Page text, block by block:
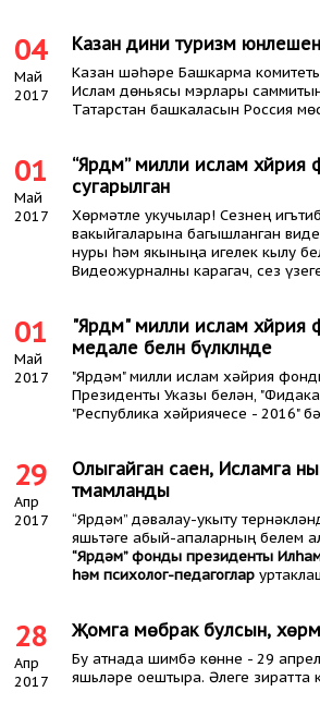
04
Май
2017
Казан дини туризм
Казан шәһәре Башкарма
Ислам дөньясы мэрлары
Татарстан башкаласын Россия
01
Май
2017
“Ярдәм” милли ислам
сугарылган
Хөрмәтле укучылар! Сезнең
вакыйгаларына багышланган
нуры һәм якыныңа игелек кылу
Видеожурналны карагач, сез
01
Май
2017
"Ярдәм" милли ислам хәйрия
медале белән бүләкләнде
"Ярдәм" милли ислам хәйрия
Президенты Указы белән,
"Республика хәйриячесе - 2016"
29
Апр
2017
Олыгайган саен, Исламга
тәмамланды
“Ярдәм” дәвалау-укыту
яшьтәге абый-апаларның белем
“Ярдәм” фонды президенты
һәм психолог-педагоглар
28
Апр
2017
Җомга мөбәрак булсын,
Бу атнада шимбә көнне - 29
яшьләре оештыра. Әлеге зиратта